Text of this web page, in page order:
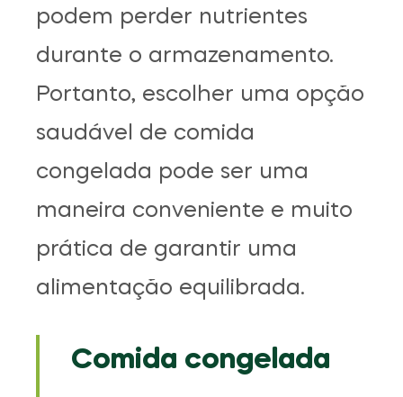
podem perder nutrientes
durante o armazenamento.
Portanto, escolher uma opção
saudável de comida
congelada pode ser uma
maneira conveniente e muito
prática de garantir uma
alimentação equilibrada.
Comida congelada